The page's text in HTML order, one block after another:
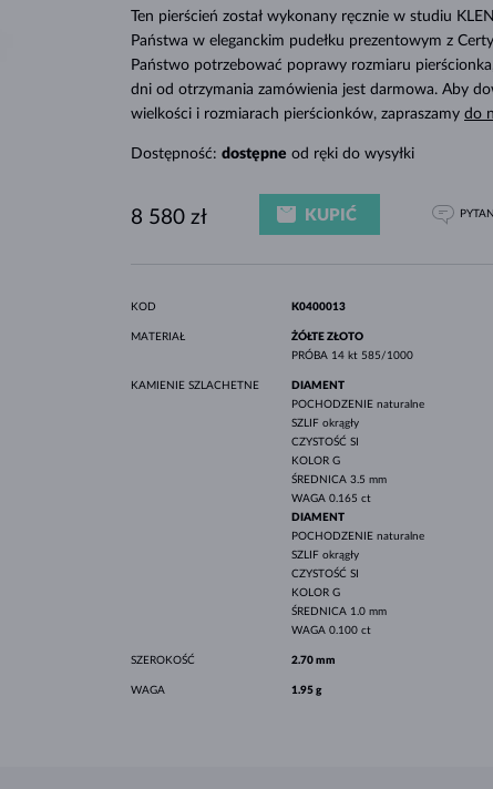
SPRAWDŹ
BIAŁE ZŁOTO
RÓŻOWE ZŁOTO
BIAŁE ZŁOTO
POMYSŁY NA PREZENTYTen pierścień został wykonany ręcznie w studiu
Państwa w eleganckim pudełku prezentowym z
Państwo potrzebować poprawy rozmiaru
dni od otrzymania zamówienia jest darmowa. Aby
wielkości i rozmiarach pierścionków, zapraszamy do
Dostępność: dostępne od ręki do wysyłki
8 580 zł KUPIĆ
KOD K0400013
MATERIAŁ
ŻÓŁTE ZŁOTO
PRÓBA 14 kt 585/1000
KAMIENIE SZLACHETNE
DIAMENT
POCHODZENIE naturalne
SZLIF okrągły
CZYSTOŚĆ SI
KOLOR G
ŚREDNICA 3.5 mm
WAGA 0.165 ct
DIAMENT
POCHODZENIE naturalne
SZLIF okrągły
CZYSTOŚĆ SI
KOLOR G
ŚREDNICA 1.0 mm
WAGA 0.100 ct
SZEROKOŚĆ 2.70 mm
WAGA 1.95 g